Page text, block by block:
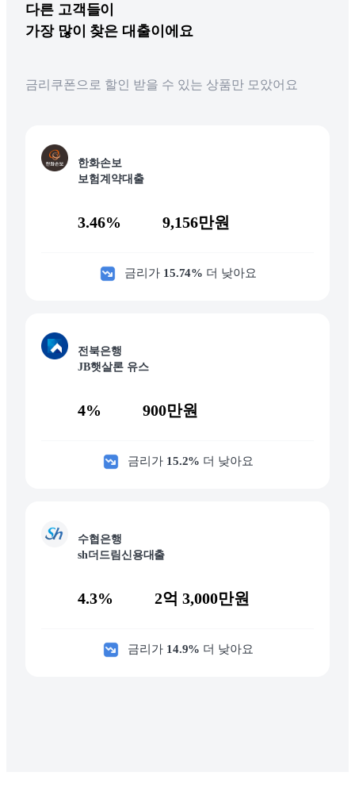
다른 고객들이
가장 많이 찾은 대출이에요
금리쿠폰으로 할인 받을 수 있는 상품만 모았어요
한화손보
보험계약대출
3.46% 9,156만원
금리가 15.74% 더 낮아요
전북은행
JB햇살론 유스
4% 900만원
금리가 15.2% 더 낮아요
수협은행
sh더드림신용대출
4.3% 2억 3,000만원
금리가 14.9% 더 낮아요